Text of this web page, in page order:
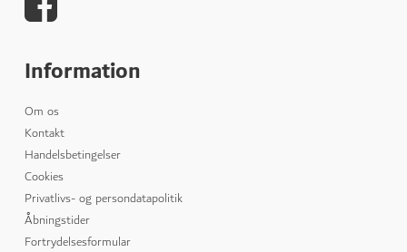
Information
Om os
Kontakt
Handelsbetingelser
Cookies
Privatlivs- og persondatapolitik
Åbningstider
Fortrydelsesformular